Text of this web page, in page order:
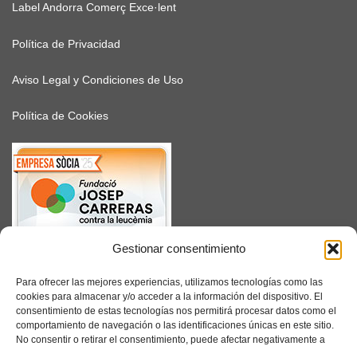
Gestionar consentimiento
Para ofrecer las mejores experiencias, utilizamos tecnologías como las
cookies para almacenar y/o acceder a la información del dispositivo. El
consentimiento de estas tecnologías nos permitirá procesar datos como el
comportamiento de navegación o las identificaciones únicas en este sitio.
No consentir o retirar el consentimiento, puede afectar negativamente a
Label Andorra Comerç Exce·lent
Política de Privacidad
Aviso Legal y Condiciones de Uso
Política de Cookies
SUSCRÍBETE